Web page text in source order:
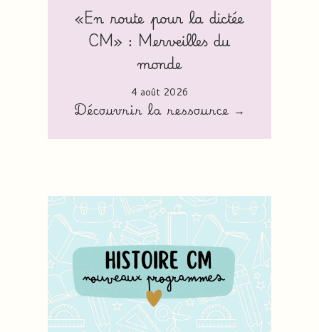
«En route pour la dictée
CM» : Merveilles du
monde
4 août 2026
Découvrir la ressource →